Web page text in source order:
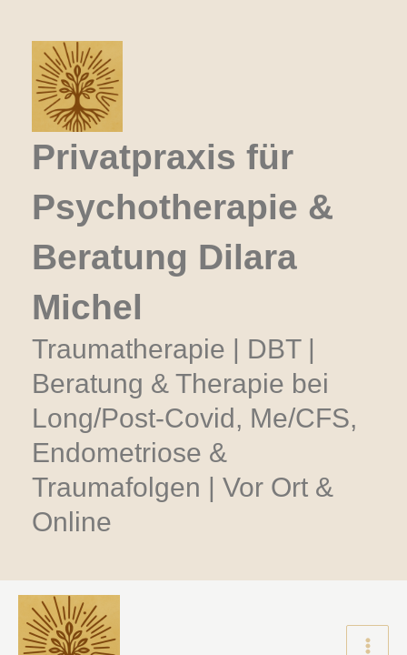
Privatpraxis für
Psychotherapie &
Beratung Dilara
Michel
Traumatherapie | DBT |
Beratung & Therapie bei
Long/Post-Covid, Me/CFS,
Endometriose &
Traumafolgen | Vor Ort &
Online
Inhalt
springen